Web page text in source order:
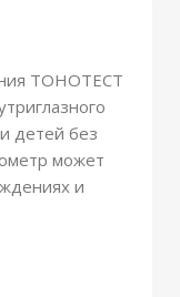
ТОНОТЕСТ
детей без
может
и